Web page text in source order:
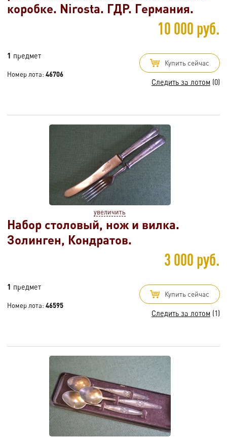
коробке. Nirosta. ГДР. Германия.
10 000 руб.
1 предмет
Номер лота: 46706
Купить сейчас
Следить за лотом (0)
увеличить
Набор столовый, нож и вилка.
Золинген, Кондратов.
3 000 руб.
1 предмет
Номер лота: 46595
Купить сейчас
Следить за лотом (1)